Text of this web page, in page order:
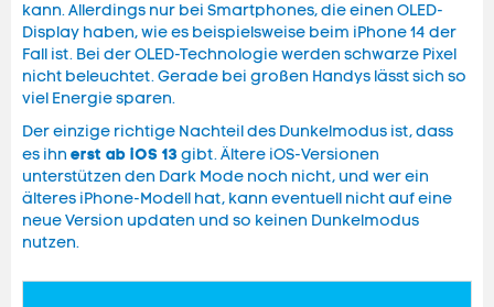
kann. Allerdings nur bei Smartphones, die einen OLED-
Display haben, wie es beispielsweise beim iPhone 14 der
Fall ist. Bei der OLED-Technologie werden schwarze Pixel
nicht beleuchtet. Gerade bei großen Handys lässt sich so
viel Energie sparen.
Der einzige richtige Nachteil des Dunkelmodus ist, dass
es ihn erst ab iOS 13 gibt. Ältere iOS-Versionen
unterstützen den Dark Mode noch nicht, und wer ein
älteres iPhone-Modell hat, kann eventuell nicht auf eine
neue Version updaten und so keinen Dunkelmodus
nutzen.